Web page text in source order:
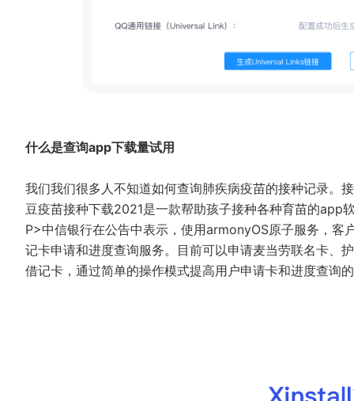
什么是查询app下载量试用
我们我们很多人不知道如何查询肺疾病疫苗的接种记录。
豆疫苗接种下载2021是一款帮助孩子接种各种育苗的app
P>中信银行在公告中表示，使用armonyOS原子服务，客
记卡申请和进度查询服务。目前可以申请麦当劳联名卡、
借记卡，通过简单的操作模式提高用户申请卡和进度查询